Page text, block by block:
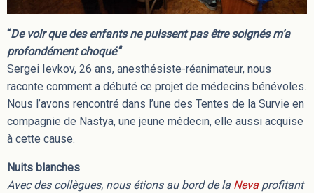
“De voir que des enfants ne puissent pas être soignés m’a
profondément choqué.“
Sergei Ievkov, 26 ans, anesthésiste-réanimateur, nous
raconte comment a débuté ce projet de médecins bénévoles.
Nous l’avons rencontré dans l’une des Tentes de la Survie en
compagnie de Nastya, une jeune médecin, elle aussi acquise
à cette cause.
Nuits blanches
Avec des collègues, nous étions au bord de la Neva profitant